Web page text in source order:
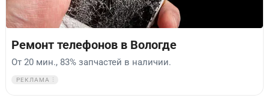
Ремонт телефонов в Вологде
От 20 мин., 83% запчастей в наличии.
РЕКЛАМА